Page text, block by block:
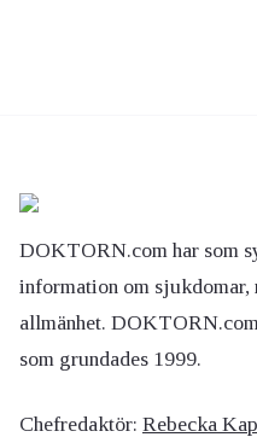
DOKTORN.com har som
information om
allmänhet.
som grundades 1999.
Chefredaktör: Rebecka